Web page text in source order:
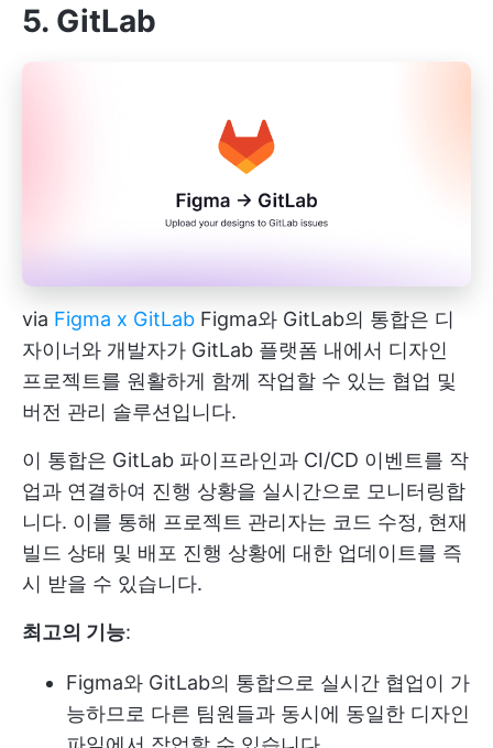
5. GitLab
via Figma x GitLab Figma와 GitLab의 통합은 디
자이너와 개발자가 GitLab 플랫폼 내에서 디자인
프로젝트를 원활하게 함께 작업할 수 있는 협업 및
버전 관리 솔루션입니다.
이 통합은 GitLab 파이프라인과 CI/CD 이벤트를 작
업과 연결하여 진행 상황을 실시간으로 모니터링합
니다. 이를 통해 프로젝트 관리자는 코드 수정, 현재
빌드 상태 및 배포 진행 상황에 대한 업데이트를 즉
시 받을 수 있습니다.
최고의 기능:
Figma와 GitLab의 통합으로 실시간 협업이 가
능하므로 다른 팀원들과 동시에 동일한 디자인